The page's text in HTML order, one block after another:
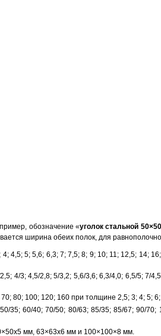
обозначение «уголок стальной
ширина обеих полок, для
4; 4,5; 5; 5,6; 6,3; 7; 7,5; 8; 9; 10; 11; 12,5; 14;
4/3; 4,5/2,8; 5/3,2; 5,6/3,6; 6,3/4,0; 6,5/5; 7/
70; 80; 100; 120; 160 при толщине 2,5; 3; 4; 5;
35; 60/40; 70/50; 80/63; 85/35; 85/67; 90/
мм, 63×63х6 мм и 100×100×8 мм.